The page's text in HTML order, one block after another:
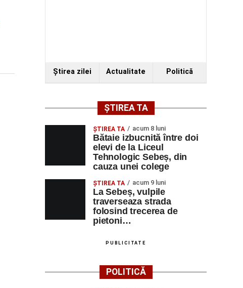
Ştirea zilei Actualitate Politică
ȘTIREA TA
ŞTIREA TA acum 8 luni
Bătaie izbucnită între doi
elevi de la Liceul
Tehnologic Sebeș, din
cauza unei colege
ŞTIREA TA acum 9 luni
La Sebeș, vulpile
traverseaza strada
folosind trecerea de
pietoni…
PUBLICITATE
POLITICĂ